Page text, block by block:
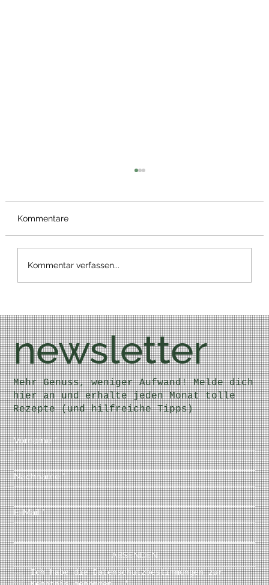
Bärlauch Wrap
Kommentare
Kommentar verfassen...
newsletter
Mehr Genuss, weniger Aufwand! Melde dich
hier an und erhalte jeden Monat tolle
Rezepte (und hilfreiche Tipps)
Vorname *
Nachname *
E-Mail *
ABSENDEN
Ich habe die Datenschutzbestimmungen zur